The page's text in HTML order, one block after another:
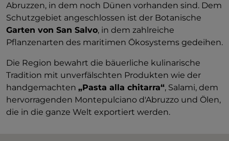
Abruzzen, in dem noch Dünen vorhanden sind. Dem
Schutzgebiet angeschlossen ist der Botanische
Garten von San Salvo, in dem zahlreiche
Pflanzenarten des maritimen Ökosystems gedeihen.
Die Region bewahrt die bäuerliche kulinarische
Tradition mit unverfälschten Produkten wie der
handgemachten „Pasta alla chitarra“, Salami, dem
hervorragenden Montepulciano d'Abruzzo und Ölen,
die in die ganze Welt exportiert werden.